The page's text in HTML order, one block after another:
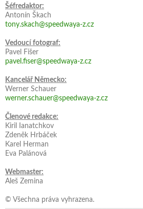
Šéfredaktor:
Antonín Škach
tony.skach@speedwaya-z.cz
Vedoucí fotograf:
Pavel Fišer
pavel.fiser@speedwaya-z.cz
Kancelář Německo:
Werner Schauer
werner.schauer@speedwaya-z.cz
Členové redakce:
Kiril Ianatchkov
Zdeněk Hrbáček
Karel Herman
Eva Palánová
Webmaster:
Aleš Zemina
© Všechna práva vyhrazena.